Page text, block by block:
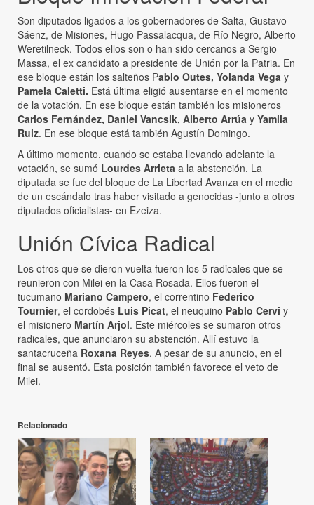
Son diputados ligados a los gobernadores de Salta, Gustavo
Sáenz, de Misiones, Hugo Passalacqua, de Río Negro, Alberto
Weretilneck. Todos ellos son o han sido cercanos a Sergio
Massa, el ex candidato a presidente de Unión por la Patria. En
ese bloque están los salteños Pablo Outes, Yolanda Vega y
Pamela Caletti. Está última eligió ausentarse en el momento
de la votación. En ese bloque están también los misioneros
Carlos Fernández, Daniel Vancsik, Alberto Arrúa y Yamila
Ruiz. En ese bloque está también Agustín Domingo.
A último momento, cuando se estaba llevando adelante la
votación, se sumó Lourdes Arrieta a la abstención. La
diputada se fue del bloque de La Libertad Avanza en el medio
de un escándalo tras haber visitado a genocidas -junto a otros
diputados oficialistas- en Ezeiza.
Unión Cívica Radical
Los otros que se dieron vuelta fueron los 5 radicales que se
reunieron con Milei en la Casa Rosada. Ellos fueron el
tucumano Mariano Campero, el correntino Federico
Tournier, el cordobés Luis Picat, el neuquino Pablo Cervi y
el misionero Martín Arjol. Este miércoles se sumaron otros
radicales, que anunciaron su abstención. Allí estuvo la
santacruceña Roxana Reyes. A pesar de su anuncio, en el
final se ausentó. Esta posición también favorece el veto de
Milei.
Relacionado